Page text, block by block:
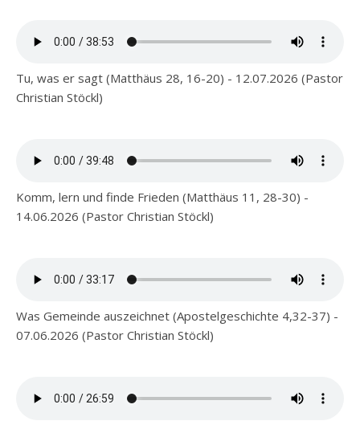
Tu, was er sagt (Matthäus 28, 16-20) - 12.07.2026 (Pastor
Christian Stöckl)
Komm, lern und finde Frieden (Matthäus 11, 28-30) -
14.06.2026 (Pastor Christian Stöckl)
Was Gemeinde auszeichnet (Apostelgeschichte 4,32-37) -
07.06.2026 (Pastor Christian Stöckl)